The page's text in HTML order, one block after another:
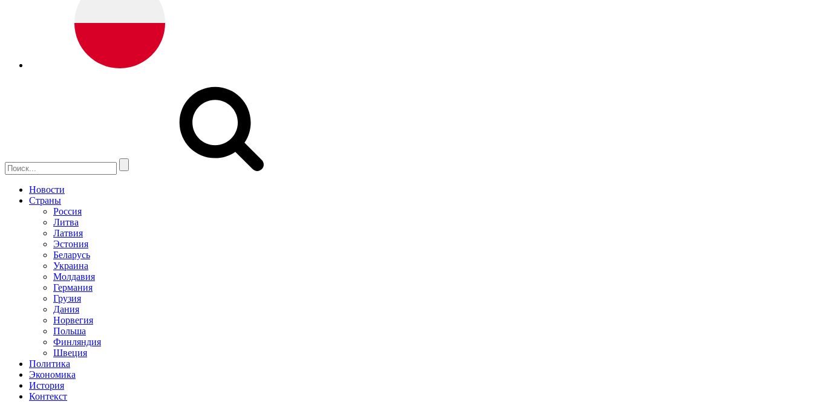
Новости
Страны
Россия
Литва
Латвия
Эстония
Беларусь
Украина
Молдавия
Германия
Грузия
Дания
Норвегия
Польша
Финляндия
Швеция
Политика
Экономика
История
Контекст